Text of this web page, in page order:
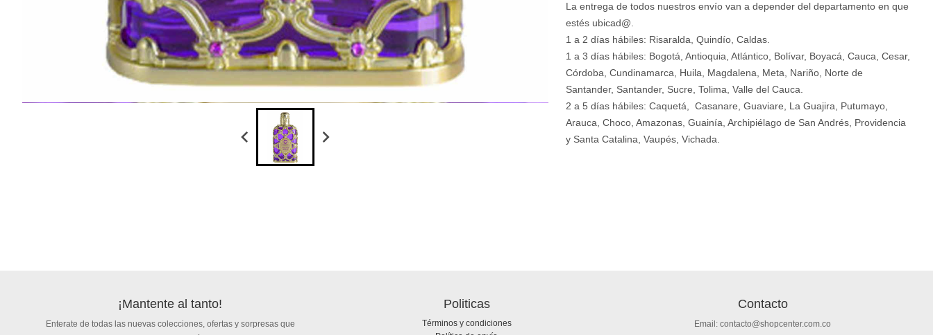
La entrega de todos nuestros envío van a depender del departamento en que
estés ubicad@.
1 a 2 días hábiles: Risaralda, Quindío, Caldas.
1 a 3 días hábiles: Bogotá, Antioquia, Atlántico, Bolívar, Boyacá, Cauca, Cesar,
Córdoba, Cundinamarca, Huila, Magdalena, Meta, Nariño, Norte de
Santander, Santander, Sucre, Tolima, Valle del Cauca.
2 a 5 días hábiles: Caquetá, Casanare, Guaviare, La Guajira, Putumayo,
Arauca, Choco, Amazonas, Guainía, Archipiélago de San Andrés, Providencia
y Santa Catalina, Vaupés, Vichada.
¡Mantente al tanto!
Enterate de todas las nuevas colecciones, ofertas y sorpresas que
Politicas
Términos y condiciones
Contacto
Email: contacto@shopcenter.com.co